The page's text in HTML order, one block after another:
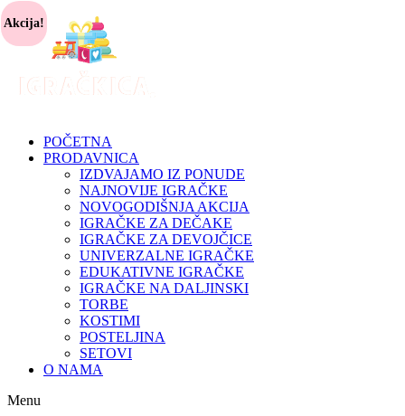
POČETNA
PRODAVNICA
IZDVAJAMO IZ PONUDE
NAJNOVIJE IGRAČKE
NOVOGODIŠNJA AKCIJA
IGRAČKE ZA DEČAKE
IGRAČKE ZA DEVOJČICE
UNIVERZALNE IGRAČKE
EDUKATIVNE IGRAČKE
IGRAČKE NA DALJINSKI
TORBE
KOSTIMI
POSTELJINA
SETOVI
O NAMA
Menu
Akcija!